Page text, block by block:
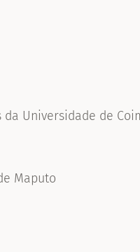
da Universidade de
Maputo